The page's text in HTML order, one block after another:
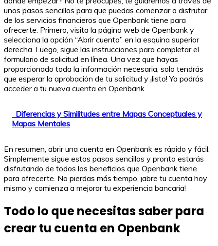
unos pasos sencillos para que puedas comenzar a disfrutar
de los servicios financieros que Openbank tiene para
ofrecerte. Primero, visita la página web de Openbank y
selecciona la opción “Abrir cuenta” en la esquina superior
derecha. Luego, sigue las instrucciones para completar el
formulario de solicitud en línea. Una vez que hayas
proporcionado toda la información necesaria, solo tendrás
que esperar la aprobación de tu solicitud y ¡listo! Ya podrás
acceder a tu nueva cuenta en Openbank.
Diferencias y Similitudes entre Mapas Conceptuales y
Mapas Mentales
En resumen, abrir una cuenta en Openbank es rápido y fácil.
Simplemente sigue estos pasos sencillos y pronto estarás
disfrutando de todos los beneficios que Openbank tiene
para ofrecerte. No pierdas más tiempo, ¡abre tu cuenta hoy
mismo y comienza a mejorar tu experiencia bancaria!
Todo lo que necesitas saber para
crear tu cuenta en Openbank